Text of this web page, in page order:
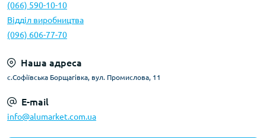
(066) 590-10-10
Відділ виробництва
(096) 606-77-70
Наша адреса
с.Софіївська Борщагівка, вул. Промислова, 11
E-mail
info@alumarket.com.ua